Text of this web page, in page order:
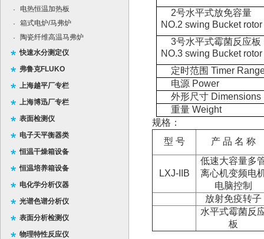
·
电热恒温加热板
·
箱式电炉/马弗炉
·
陶瓷纤维高温马弗炉
快速水分测定仪
弗鲁克FLUKO
上海越平厂专栏
上海博迅厂专栏
表面检测仪
电子天平衡器类
恒温干燥箱设备
恒温培养箱设备
电化学分析仪器
光谱色谱分析仪
表面分析检测仪
物理特性反应仪
2号水平式放免容量
NO.2 swing Bucket
3号水平式霉菌反应板
NO.3 swing Bucket
定时范围 Timer
电源 Power
外形尺寸 Dimensions
重量 Weight
规格：
型 号
产 品 名 称
LXJ-IIB
低速大容量多
离心机变频电
电脑控制
放射免疫转子
水平式霉菌反
板